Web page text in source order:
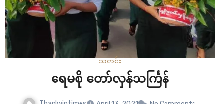
သတင်း
ရေမစို တော်လှန်သင်္ကြန်